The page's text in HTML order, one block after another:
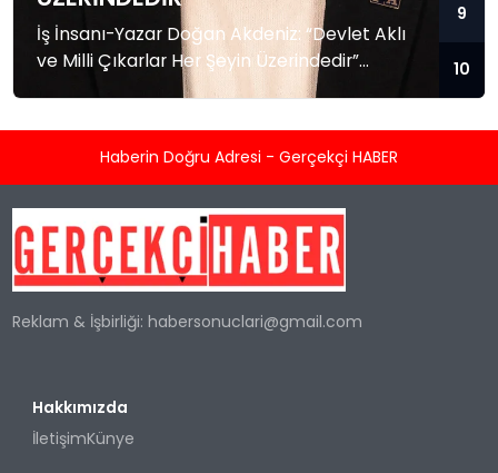
İş İnsanı-Yazar Doğan Akdeniz: “Devlet Aklı
ve Milli Çıkarlar Her Şeyin Üzerindedir”
Küresel güç dengelerinin hızla değiştiği,
İnsanı ve Yazar Doğan Akdeniz’den kritik
stratejileri ve Mavi Vatan konularındaki
derinlemesine analizleriyle tanınan Akdeniz,
Türkiye’nin geleceğine dair yaptığı
9
10
Haberin Doğru Adresi - Gerçekçi HABER
Reklam & İşbirliği:habersonuclari@gmail.com
Hakkımızda
İletişimKünye